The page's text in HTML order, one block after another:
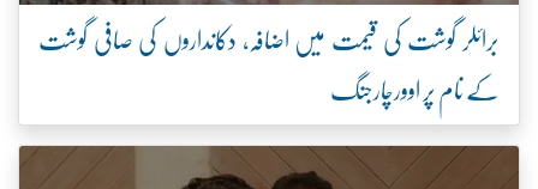
برائلر گوشت کی قیمت میں اضافہ، دکانداروں کی صافی گوشت
کے نام پر اوورچارجنگ